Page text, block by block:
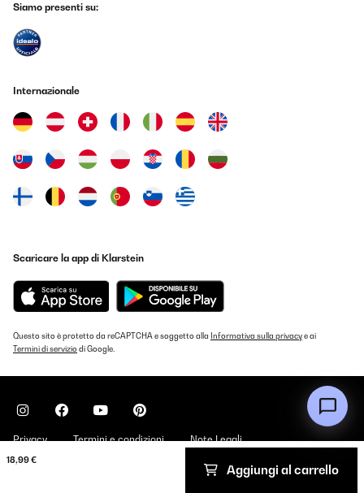
18,99 €
Aggiungi al carrello
Siamo presenti su:
Internazionale
Scaricare la app di Klarstein
Questo sito è protetto da reCAPTCHA e soggetto alla Informativa sulla privacye ai
Termini di serviziodi Google.
Privacy Termini e condizioni Note Legali
Copyright © 2026 Klarstein. All rights reserved